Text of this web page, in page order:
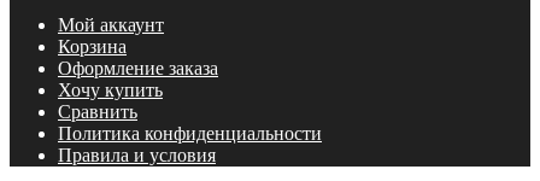
Мой аккаунт
Корзина
Оформление заказа
Хочу купить
Сравнить
Политика конфиденциальности
Правила и условия